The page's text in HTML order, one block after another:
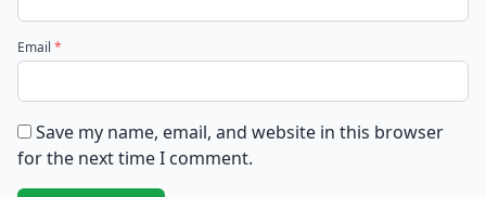
Email *
Save my name, email, and website in this browser
for the next time I comment.